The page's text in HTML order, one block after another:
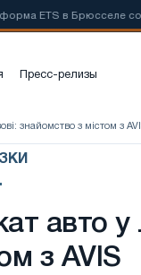
в Брюсселе совмещает
Пресс-релизы
знайомство з містом з
авто
з AVIS